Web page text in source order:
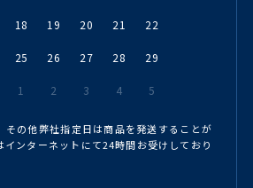
18 19 20 21 22
25 26 27 28 29
1 2 3 4 5
その他弊社指定日は商品を発送することが
インターネットにて24時間お受けしており